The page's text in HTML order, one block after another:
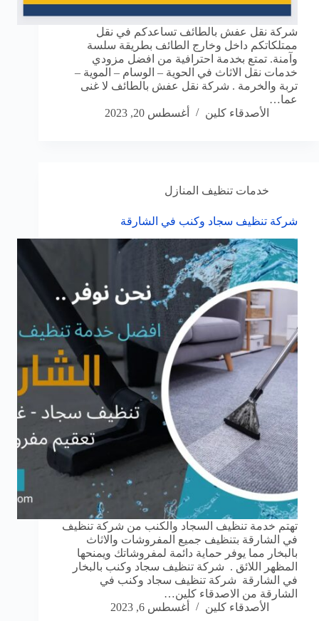
شركة نقل عفش بالطائف تساعدكم في نقل
ممتلكاتكم داخل وخارج الطائف بطريقة سلسة
وآمنة. تمتع بخدمة احترافية من افضل مزودي
خدمات نقل الاثاث في الحوية – الوسام – الموية –
تربة والخرمة . شركة نقل عفش بالطائف لا غنى
عما…
الأصدقاء كلين
أغسطس 20, 2023
خدمات تنظيف المنازل
شركة تنظيف سجاد وكنب في الشارقة
تهتم خدمة تنظيف السجاد والكنب من شركة تنظيف
في الشارقة بتنظيف جميع المفروشات والاثاث
بالبخار مما يوفر حماية دائمة لمفروشاتك ويمنحها
المظهر اللائق . شركة تنظيف سجاد وكنب بالبخار
في الشارقة شركة تنظيف سجاد وكنب في
الشارقة من الاصدقاء كلين…
الأصدقاء كلين
أغسطس 6, 2023